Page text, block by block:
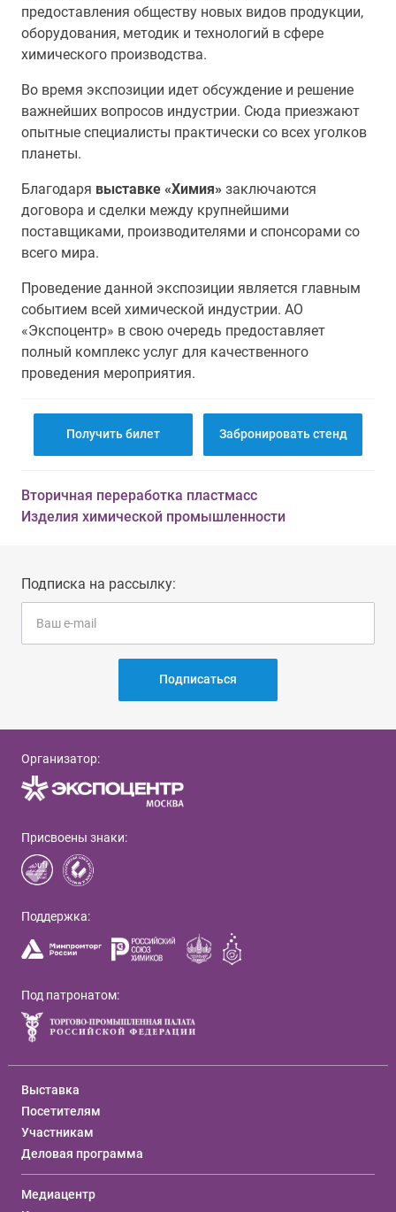
предоставления обществу новых видов продукции,
оборудования, методик и технологий в сфере
химического производства.
Во время экспозиции идет обсуждение и решение
важнейших вопросов индустрии. Сюда приезжают
опытные специалисты практически со всех уголков
планеты.
Благодаря выставке «Химия» заключаются
договора и сделки между крупнейшими
поставщиками, производителями и спонсорами со
всего мира.
Проведение данной экспозиции является главным
событием всей химической индустрии. АО
«Экспоцентр» в свою очередь предоставляет
полный комплекс услуг для качественного
проведения мероприятия.
Получить билет Забронировать стенд
Вторичная переработка пластмасс
Изделия химической промышленности
Подписка на рассылку:
Подписаться
Организатор:
Присвоены знаки:
Поддержка:
Под патронатом:
Выставка
Посетителям
Участникам
Деловая программа
Медиацентр